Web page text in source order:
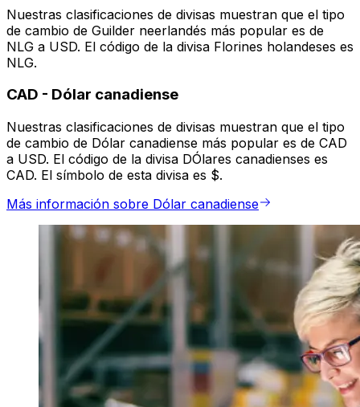
Nuestras clasificaciones de divisas muestran que el tipo
de cambio de Guilder neerlandés más popular es de
NLG a USD. El código de la divisa Florines holandeses es
NLG.
CAD - Dólar canadiense
Nuestras clasificaciones de divisas muestran que el tipo
de cambio de Dólar canadiense más popular es de CAD
a USD. El código de la divisa DÓlares canadienses es
CAD. El símbolo de esta divisa es $.
Más información sobre Dólar canadiense